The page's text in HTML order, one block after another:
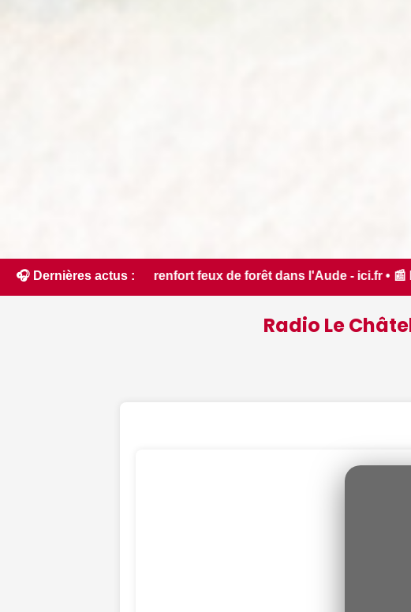
🎧 Dernières actus :
- ici.fr • 📰 La loutre et le castor, des espèces
Radio Le